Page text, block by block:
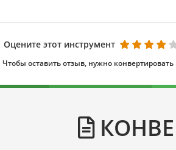
Оцените этот инструмент
Чтобы оставить отзыв, нужно